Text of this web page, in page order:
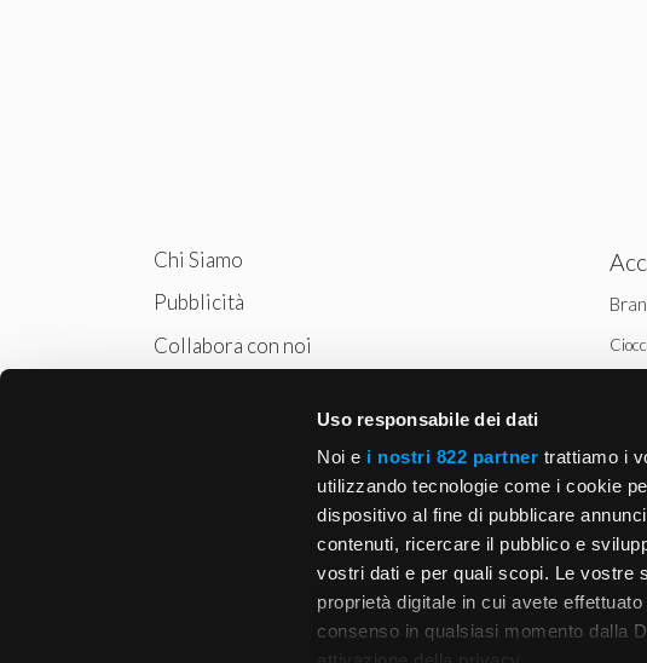
Uso responsabile dei dati
Noi e i nostri 822 partner trattiamo i
utilizzando tecnologie come i cookie
dispositivo al fine di pubblicare
contenuti, ricercare il pubblico e
vostri dati e per quali scopi. Le vostre
proprietà digitale in cui avete
consenso in qualsiasi momento dalla
Chi Siamo
Pubblicità
Collabora con noi